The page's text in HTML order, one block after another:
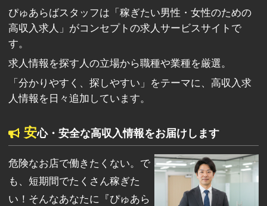
ぴゅあらばスタッフは「稼ぎたい男性・女性のための
高収入求人」がコンセプトの求人サービスサイトで
す。
求人情報を探す人の立場から職種や業種を厳選。
「分かりやすく、探しやすい」をテーマに、高収入求
人情報を日々追加しています。
安心・安全な高収入情報をお届けします
危険なお店で働きたくない。で
も、短期間でたくさん稼ぎた
い！そんなあなたに『ぴゅあら